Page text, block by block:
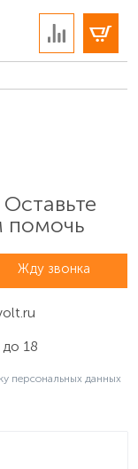
помочь
Жду звонка
18
персональных данных